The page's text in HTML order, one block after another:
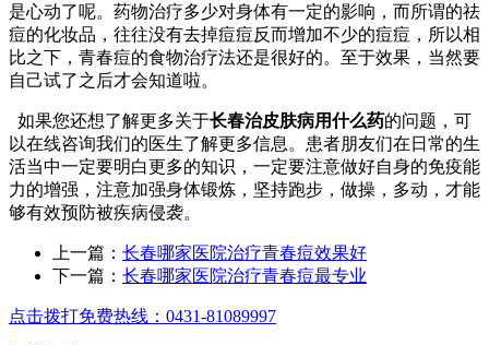
是心动了呢。药物治疗多少对身体有一定的影响，而所谓的祛
痘的化妆品，往往没有去掉痘痘反而增加不少的痘痘，所以相
比之下，青春痘的食物治疗法还是很好的。至于效果，当然要
自己试了之后才会知道啦。
如果您还想了解更多关于长春治皮肤病用什么药的问题，可
以在线咨询我们的医生了解更多信息。患者朋友们在日常的生
活当中一定要明白更多的知识，一定要注意做好自身的免疫能
力的增强，注意加强身体锻炼，坚持跑步，做操，多动，才能
够有效预防被疾病侵袭。
上一篇： 长春哪家医院治疗青春痘效果好
下一篇： 长春哪家医院治疗青春痘最专业
点击拨打免费热线：0431-81089997